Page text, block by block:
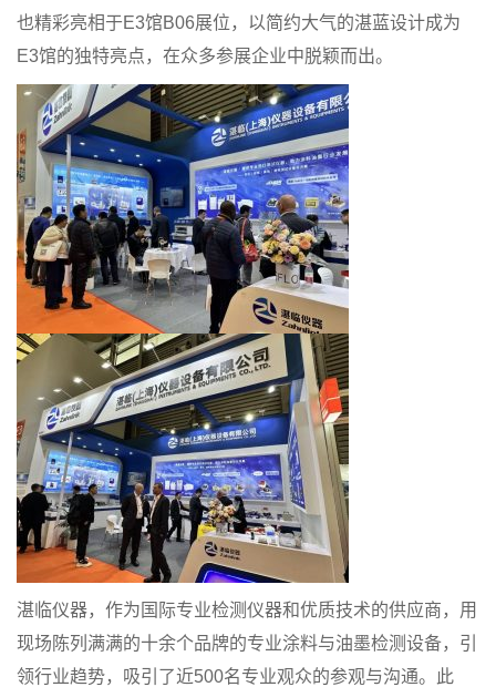
也精彩亮相于E3馆B06展位，以简约大气的湛蓝设计成为
E3馆的独特亮点，在众多参展企业中脱颖而出。
湛临仪器，作为国际专业检测仪器和优质技术的供应商，用
现场陈列满满的十余个品牌的专业涂料与油墨检测设备，引
领行业趋势，吸引了近500名专业观众的参观与沟通。此